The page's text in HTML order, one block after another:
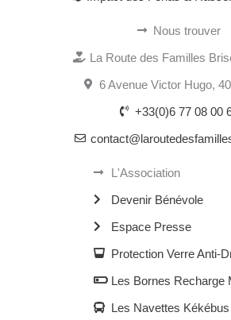
Nous trouver
La Route des Familles
6 Avenue Victor Hugo,
+33(0)6 77 08 00
L'Association
Devenir Bénévole
Espace Presse
Protection Verre Anti-
Les Bornes Recharge
Les Navettes Kékébus